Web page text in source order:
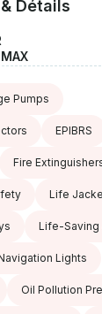
Détails
Pumps
EPIBRS
Fire
Life
Life-Saving
Lights
Oil Pollution